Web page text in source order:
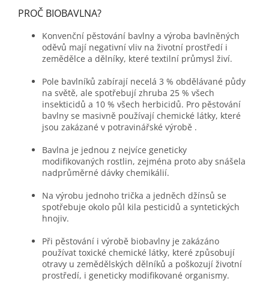
PROČ BIOBAVLNA?
Konvenční pěstování bavlny a výroba bavlněných
oděvů mají negativní vliv na životní prostředí i
zemědělce a dělníky, které textilní průmysl živí.
Pole bavlníků zabírají necelá 3 % obdělávané půdy
na světě, ale spotřebují zhruba 25 % všech
insekticidů a 10 % všech herbicidů. Pro pěstování
bavlny se masivně používají chemické látky, které
jsou zakázané v potravinářské výrobě .
Bavlna je jednou z nejvíce geneticky
modifikovaných rostlin, zejména proto aby snášela
nadprůměrné dávky chemikálií.
Na výrobu jednoho trička a jedněch džínsů se
spotřebuje okolo půl kila pesticidů a syntetických
hnojiv.
Při pěstování i výrobě biobavlny je zakázáno
používat toxické chemické látky, které způsobují
otravy u zemědělských dělníků a poškozují životní
prostředí, i geneticky modifikované organismy.